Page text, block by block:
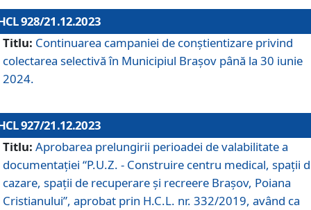
928/21.12.2023
Titlu: Continuarea campaniei de conștientizare privind
colectarea selectivă în Municipiul Braşov până la 30 iunie
2024.
927/21.12.2023
Titlu: Aprobarea prelungirii perioadei de valabilitate a
documentaţiei “P.U.Z. - Construire centru medical, spații
cazare, spații de recuperare și recreere Brașov, Poiana
Cristianului”, aprobat prin H.C.L. nr. 332/2019, având ca